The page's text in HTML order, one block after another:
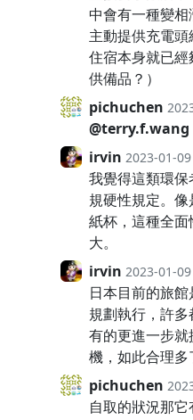
中會有一種變
主動提供充電
住宿本身就已
供備品？）
pichuchen
@terry.f.wang
irvin 2023-01-
我覺得這類環
規硬性規定。
紙杯，這種全
大。
irvin 2023-01-
日本目前的旅
規劃執行，許多
有的更進一步
機，如此合理多
pichuchen
自取的狀況那